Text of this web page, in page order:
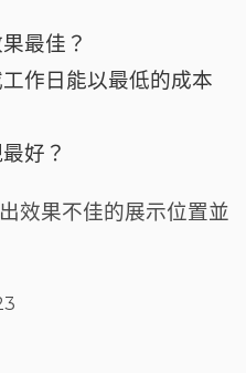
最佳？
作日能以最低的成本
好？
效果不佳的展示位置並